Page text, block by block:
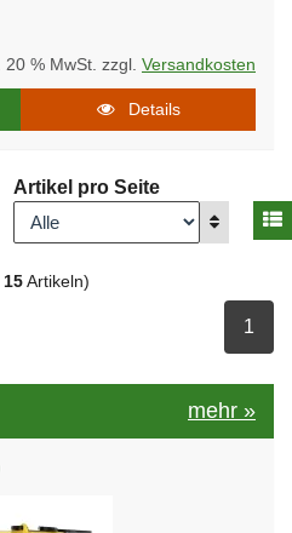
20 % MwSt. zzgl. Versandkosten
Details
Artikel pro Seite
Anzeigen
15 Artikeln)
1
mehr »